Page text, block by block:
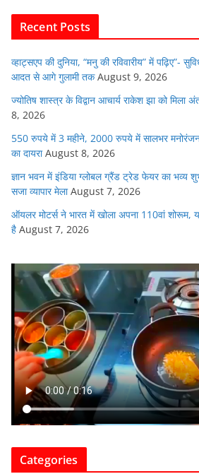
o
o
k
p
Recent Posts
व्हाट्सएप की दुनिया, “मनु की रविवारीय” में
आदत से आगे गुलामी तक August 9, 2026
ज्योतिष शास्त्र के विद्वान आचार्य राकेश झा को मिला
8, 2026
550 रुपये में 3 महीने, 2000 रुपये में सालभर
का दायरा August 8, 2026
ज्ञान भवन में इंडिया ग्लोबल ग्रैंड ट्रेड फेयर का भव्य
सजा व्यापार मेला August 7, 2026
ऑयलर मोटर्स ने भारत में खोला अपना 110वां शोरूम,
है August 7, 2026
Categories